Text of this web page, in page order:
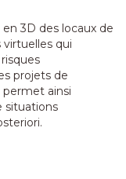
3D des locaux de
qui
projets de
ainsi
situations